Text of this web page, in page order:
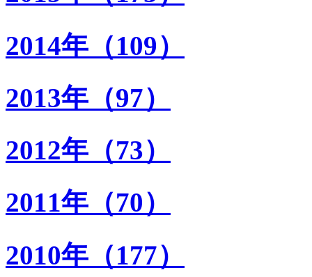
2014年（109）
2013年（97）
2012年（73）
2011年（70）
2010年（177）